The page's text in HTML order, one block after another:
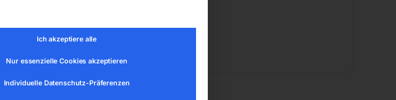
Ich akzeptiere alle
Nur essenzielle Cookies akzeptieren
Individuelle Datenschutz-Präferenzen